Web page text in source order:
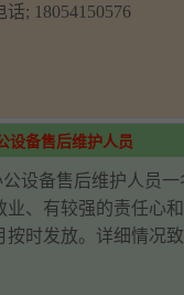
; 18054150576
设备售后维护人员
设备售后维护人员
业、有较强的责任心
按时发放。详细情况